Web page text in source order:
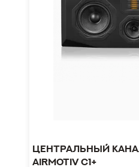
Центральный
Airmotiv C1+